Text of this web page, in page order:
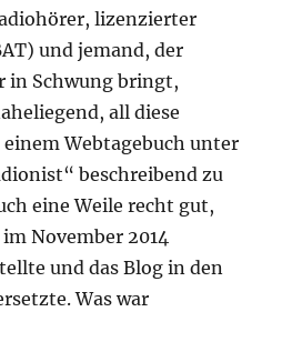
lizenzierter
und jemand, der
in Schwung bringt,
all diese
Webtagebuch unter
beschreibend zu
eine Weile recht gut,
November 2014
und das Blog in den
Was war